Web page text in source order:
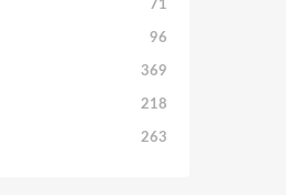
71
96
369
218
263